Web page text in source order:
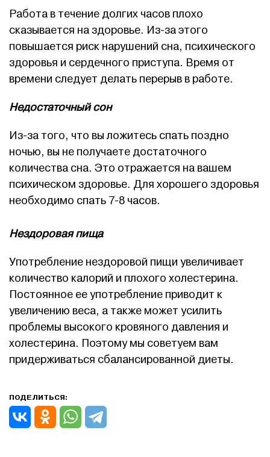
Работа в течение долгих часов плохо
сказывается на здоровье. Из-за этого
повышается риск нарушений сна, психического
здоровья и сердечного приступа. Время от
времени следует делать перерыв в работе.
Недостаточный сон
Из-за того, что вы ложитесь спать поздно
ночью, вы не получаете достаточного
количества сна. Это отражается на вашем
психическом здоровье. Для хорошего здоровья
необходимо спать 7-8 часов.
Нездоровая пища
Употребление нездоровой пищи увеличивает
количество калорий и плохого холестерина.
Постоянное ее употребление приводит к
увеличению веса, а также может усилить
проблемы высокого кровяного давления и
холестерина. Поэтому мы советуем вам
придерживаться сбалансированной диеты.
ПОДЕЛИТЬСЯ: